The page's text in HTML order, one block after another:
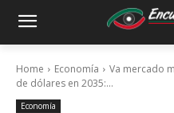
Home Economía
Va mercado
de dólares en 2035:...
Economía